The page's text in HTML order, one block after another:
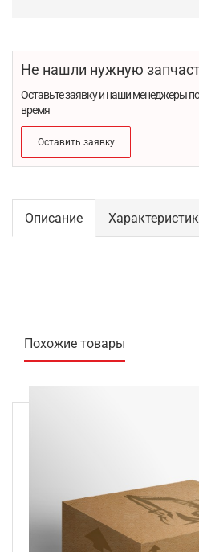
Не нашли нужную
Оставьте заявку и наши менеджеры
время
Оставить заявку
Описание
Похожие товары